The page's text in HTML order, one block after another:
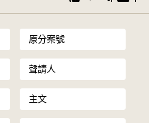
原分案號
聲請人
主文